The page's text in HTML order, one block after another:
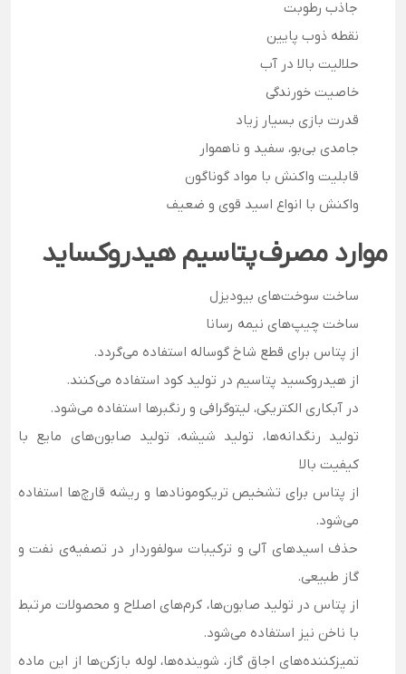
جاذب رطوبت
نقطه ذوب پایین
حلالیت بالا در آب
خاصیت خورندگی
قدرت بازی بسیار زیاد
جامدی بی‌بو، سفید و ناهموار
قابلیت واکنش با مواد گوناگون
واکنش با انواع اسید قوی و ضعیف
موارد مصرف پتاسیم هیدروکساید
ساخت سوخت‌های بیودیزل
ساخت چیپ‌های نیمه رسانا
از پتاس برای قطع شاخ گوساله استفاده می‌گردد.
از هیدروکسید پتاسیم در تولید کود استفاده می‌کنند.
در آبکاری الکتریکی، لیتوگرافی و رنگبرها استفاده می‌شود.
تولید رنگدانه‌ها، تولید شیشه، تولید صابون‌های مایع با
کیفیت بالا
از پتاس برای تشخیص تریکومونادها و ریشه قارچ‌ها استفاده
می‌شود.
حذف اسیدهای آلی و ترکیبات سولفوردار در تصفیه‌ی نفت و
گاز طبیعی.
از پتاس در تولید صابون‌ها، کرم‌های اصلاح و محصولات مرتبط
با ناخن نیز استفاده می‌شود.
تمیزکننده‌های اجاق گاز، شوینده‌ها، لوله بازکن‌ها از این ماده